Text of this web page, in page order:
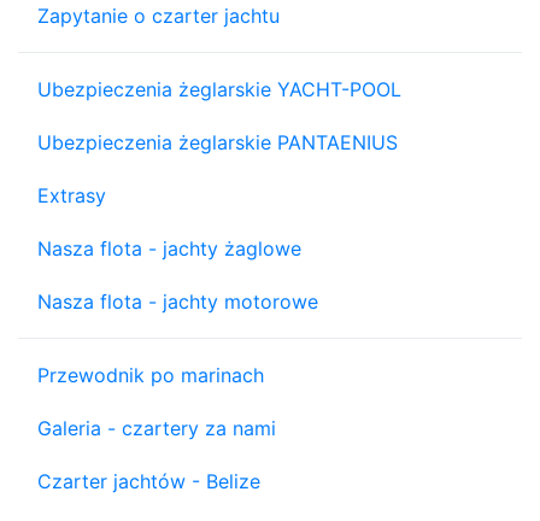
Zapytanie o czarter jachtu
Ubezpieczenia żeglarskie YACHT-POOL
Ubezpieczenia żeglarskie PANTAENIUS
Extrasy
Nasza flota - jachty żaglowe
Nasza flota - jachty motorowe
Przewodnik po marinach
Galeria - czartery za nami
Czarter jachtów - Belize